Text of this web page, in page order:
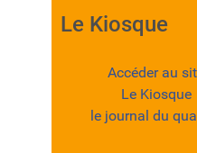
Le Kiosque
Accéder au
Le Kiosque
le journal du